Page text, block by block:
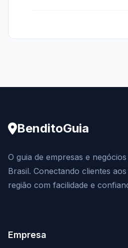
BenditoGuia
O guia de empresas e
Brasil. Conectando clientes
região com facilidade e
Empresa